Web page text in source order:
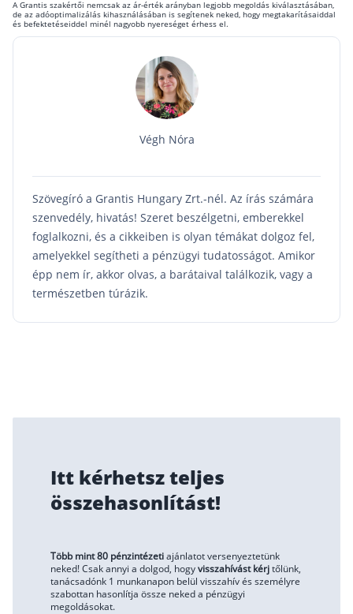
A Grantis szakértői nemcsak az ár-érték arányban legjobb megoldás kiválasztásában,
de az adóoptimalizálás kihasználásában is segítenek neked, hogy megtakarításaiddal
és befektetéseiddel minél nagyobb nyereséget érhess el.
Végh Nóra
Szövegíró a Grantis Hungary Zrt.-nél. Az írás számára
szenvedély, hivatás! Szeret beszélgetni, emberekkel
foglalkozni, és a cikkeiben is olyan témákat dolgoz fel,
amelyekkel segítheti a pénzügyi tudatosságot. Amikor
épp nem ír, akkor olvas, a barátaival találkozik, vagy a
természetben túrázik.
Itt kérhetsz teljes
összehasonlítást!
Több mint 80 pénzintézetiajánlatot versenyeztetünk
neked! Csak annyi a dolgod, hogyvisszahívást kérjtőlünk,
tanácsadónk 1 munkanapon belül visszahív és személyre
szabottan hasonlítja össze neked a pénzügyi
megoldásokat.